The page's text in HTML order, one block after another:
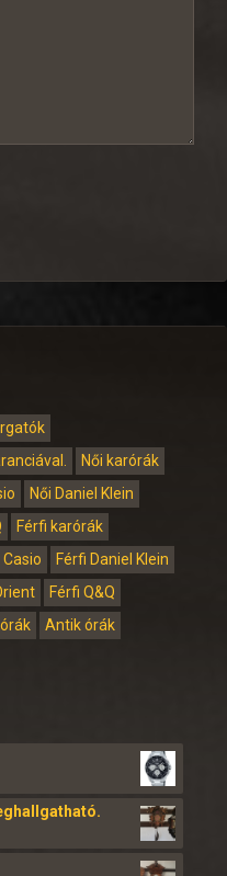
Női karórák
Női Daniel Klein
Férfi karórák
Casio
Férfi Daniel Klein
Férfi Q&Q
Antik órák